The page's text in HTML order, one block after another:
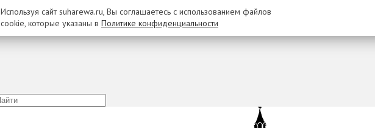
Используя сайт suharewa.ru, Вы соглашаетесь с использованием файлов
cookie, которые указаны в Политике конфиденциальности